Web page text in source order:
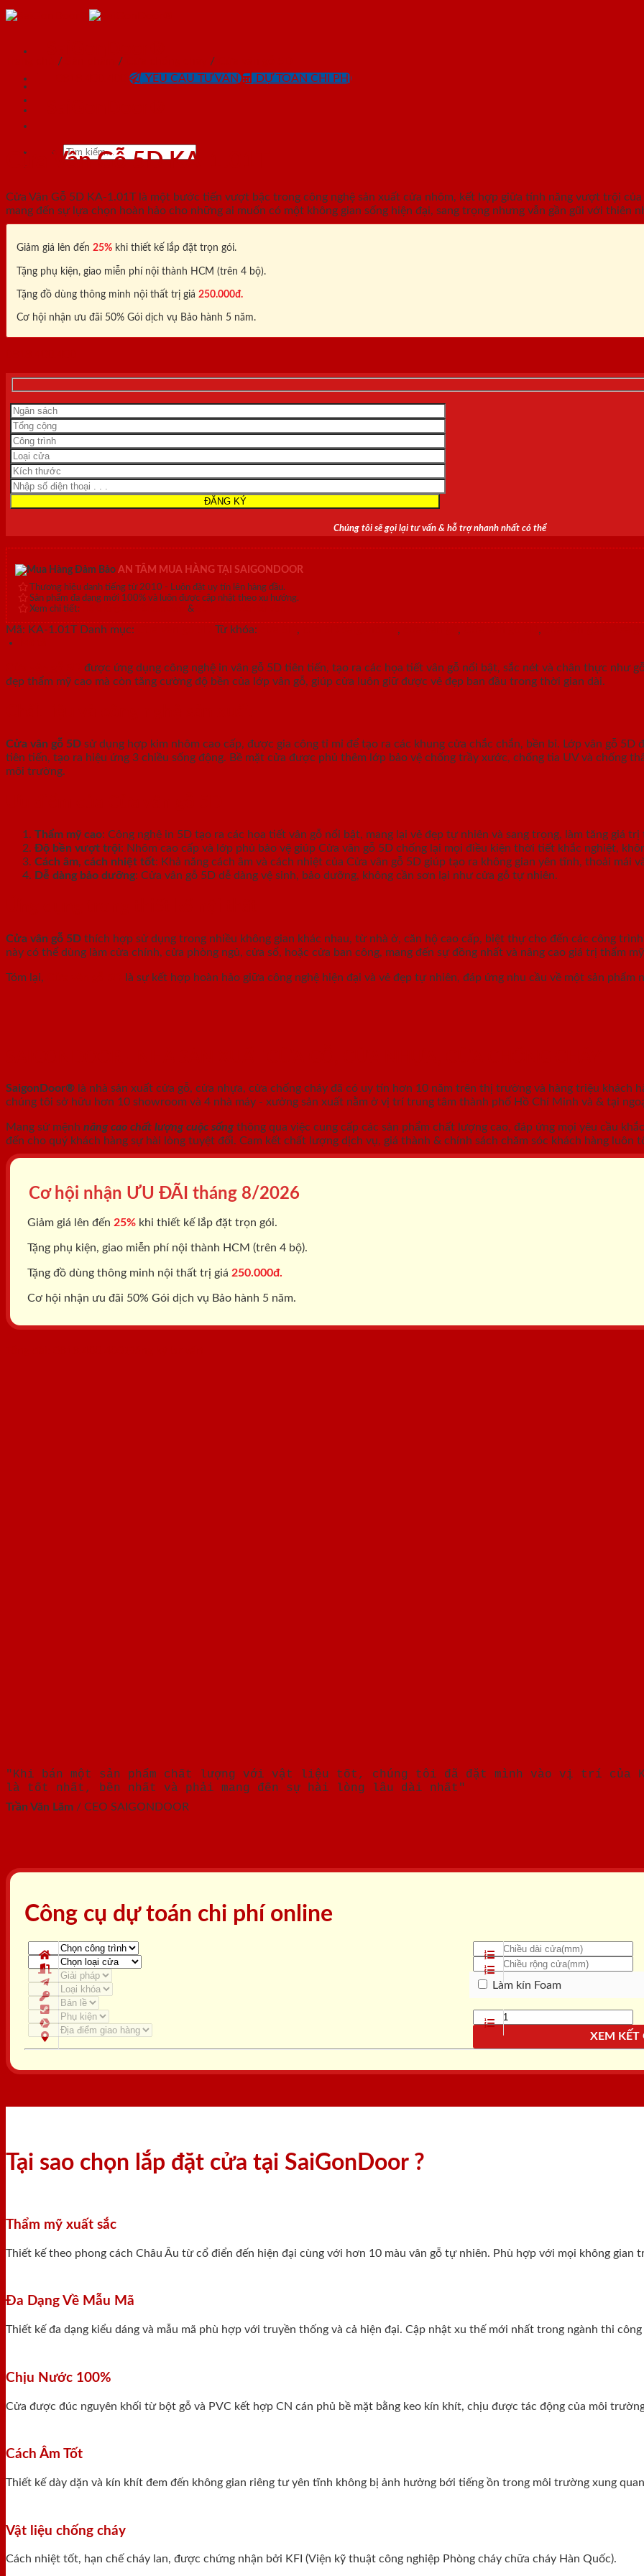
Skip
YÊU CẦU TƯ VẤN DỰ TOÁN CHI PHÍ
Tìm
/ / /
Cửa Vân Gỗ 5D KA-1.01T
Cửa Vân Gỗ 5D KA-1.01T là một bước tiến vượt bậc trong công nghệ sản xuất cửa nhôm, kết hợp giữa tính năng vượt trội của
mang đến sự lựa chọn hoàn hảo cho những ai muốn có một không gian sống hiện đại, sang trọng nhưng vẫn gần gũi với thiên
Giảm giá lên đến 25% khi thiết kế lắp đặt trọn gói.
Tặng phụ kiện, giao miễn phí nội thành HCM (trên 4 bộ).
Tặng đồ dùng thông minh nội thất trị giá 250.000đ.
Cơ hội nhận ưu đãi 50% Gói dịch vụ Bảo hành 5 năm.
Chúng tôi sẽ gọi lại tư vấn & hỗ trợ nhanh nhất có thể
AN TÂM MUA HÀNG TẠI SAIGONDOOR
Thương hiệu danh tiếng từ 2010 - Luôn đặt uy tín lên hàng đầu.
Sản phẩm đa dạng mới 100% và luôn được cập nhật theo xu hướng.
Xem chi tiết:
&
Mã: KA-1.01T Danh mục: Từ khóa: , , , ,
được ứng dụng công nghệ in vân gỗ 5D tiên tiến, tạo ra các họa tiết vân gỗ nổi bật, sắc nét và chân thực như
đẹp thẩm mỹ cao mà còn tăng cường độ bền của lớp vân gỗ, giúp cửa luôn giữ được vẻ đẹp ban đầu trong thời gian dài.
Cửa vân gỗ 5D sử dụng hợp kim nhôm cao cấp, được gia công tỉ mỉ để tạo ra các khung cửa chắc chắn, bền bỉ. Lớp vân gỗ 5D
tiên tiến, tạo ra hiệu ứng 3 chiều sống động. Bề mặt cửa được phủ thêm lớp bảo vệ chống trầy xước, chống tia UV và chống
môi trường.
Thẩm mỹ cao: Công nghệ in 5D tạo ra các họa tiết vân gỗ nổi bật, mang lại vẻ đẹp tự nhiên và sang trọng, làm tăng giá trị
Độ bền vượt trội: Nhôm cao cấp và lớp phủ bảo vệ giúp Cửa vân gỗ 5D chống lại mọi điều kiện thời tiết khắc nghiệt,
Cách âm, cách nhiệt tốt: Khả năng cách âm và cách nhiệt của Cửa vân gỗ 5D giúp tạo ra không gian yên tĩnh, thoải mái
Dễ dàng bảo dưỡng: Cửa vân gỗ 5D dễ dàng vệ sinh, bảo dưỡng, không cần sơn lại như cửa gỗ tự nhiên.
Cửa vân gỗ 5D thích hợp sử dụng trong nhiều không gian khác nhau, từ nhà ở, căn hộ cao cấp, biệt thự cho đến các công
này có thể dùng làm cửa chính, cửa phòng ngủ, cửa sổ, hoặc cửa ban công, mang đến sự đồng nhất và nâng cao giá trị thẩm
Tóm lại, là sự kết hợp hoàn hảo giữa công nghệ hiện đại và vẻ đẹp tự nhiên, đáp ứng nhu cầu về một sản
SaigonDoor® là nhà sản xuất cửa gỗ, cửa nhựa, cửa chống cháy đã có uy tín hơn 10 năm trên thị trường và hàng triệu khách
chúng tôi sở hữu hơn 10 showroom và 4 nhà máy - xưởng sản xuất nằm ở vị trí trung tâm thành phố Hồ Chí Minh và & tại
Mang sứ mệnh nâng cao chất lượng cuộc sống thông qua việc cung cấp các sản phẩm chất lượng cao, đáp ứng mọi yêu cầu
đến cho quý khách hàng sự hài lòng tuyệt đối. Cam kết chất lượng dịch vụ, giá thành & chính sách chăm sóc khách hàng luôn
Cơ hội nhận ƯU ĐÃI tháng 8/2026
Giảm giá lên đến 25% khi thiết kế lắp đặt trọn gói.
Tặng phụ kiện, giao miễn phí nội thành HCM (trên 4 bộ).
Tặng đồ dùng thông minh nội thất trị giá 250.000đ.
Cơ hội nhận ưu đãi 50% Gói dịch vụ Bảo hành 5 năm.
"Khi bán một sản phẩm chất lượng với vật liệu tốt, chúng tôi đã đặt mình vào vị trí của
là tốt nhất, bền nhất và phải mang đến sự hài lòng lâu dài nhất"
Trần Văn Lãm / CEO SAIGONDOOR
Công cụ dự toán chi phí online
Làm kín Foam
XEM KẾT
Tại sao chọn lắp đặt cửa tại SaiGonDoor ?
Thẩm mỹ xuất sắc
Thiết kế theo phong cách Châu Âu từ cổ điển đến hiện đại cùng với hơn 10 màu vân gỗ tự nhiên. Phù hợp với mọi không gian
Đa Dạng Về Mẫu Mã
Thiết kế đa dạng kiểu dáng và mẫu mã phù hợp với truyền thống và cả hiện đại. Cập nhật xu thế mới nhất trong ngành thi
Chịu Nước 100%
Cửa được đúc nguyên khối từ bột gỗ và PVC kết hợp CN cán phủ bề mặt bằng keo kín khít, chịu được tác động của môi
Cách Âm Tốt
Thiết kế dày dặn và kín khít đem đến không gian riêng tư yên tĩnh không bị ảnh hưởng bới tiếng ồn trong môi trường xung
Vật liệu chống cháy
Cách nhiệt tốt, hạn chế cháy lan, được chứng nhận bởi KFI (Viện kỹ thuật công nghiệp Phòng cháy chữa cháy Hàn Quốc).